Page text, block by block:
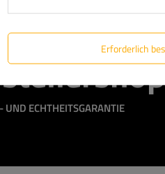
UND ECHTHEITSGARANTIE
Erforderlich